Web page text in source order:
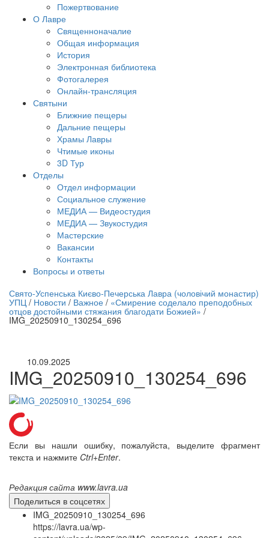
Пожертвование
О Лавре
Священноначалие
Общая информация
История
Электронная библиотека
Фотогалерея
Онлайн-трансляция
Святыни
Ближние пещеры
Дальние пещеры
Храмы Лавры
Чтимые иконы
3D Тур
Отделы
Отдел информации
Социальное служение
МЕДИА — Видеостудия
МЕДИА — Звукостудия
Мастерские
Вакансии
Контакты
Вопросы и ответы
трансляция | 12 сентября
трансляции
Свято-Успенська Києво-Печерська Лавра (чоловічий монастир)
УПЦ / Новости / Важное / «Смирение соделало преподобных
отцов достойными стяжания благодати Божией» /
IMG_20250910_130254_696
10.09.2025
IMG_20250910_130254_696
Если вы нашли ошибку, пожалуйста, выделите фрагмент
текста и нажмите Ctrl+Enter.
Редакция сайта www.lavra.ua
Поделиться в соцсетях
IMG_20250910_130254_696
https://lavra.ua/wp-